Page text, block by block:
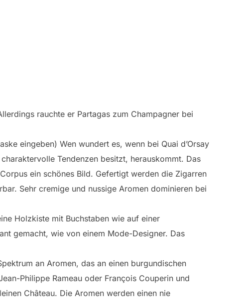
rauchte er Partagas zum Champagner bei
eingeben) Wen wundert es, wenn bei Quai d’Orsay
Tendenzen besitzt, herauskommt. Das
ein schönes Bild. Gefertigt werden die Zigarren
Sehr cremige und nussige Aromen dominieren bei
Holzkiste mit Buchstaben wie auf einer
gemacht, wie von einem Mode-Designer. Das
an Aromen, das an einen burgundischen
Philippe Rameau oder François Couperin und
Château. Die Aromen werden einen nie